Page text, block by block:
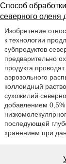
Способ
северного оленя
Изобретение
к технологии
субпродуктов
предварительно
продукта
аэрозольного
коллоидный
сухожилий
добавлением
последующей
хранением при